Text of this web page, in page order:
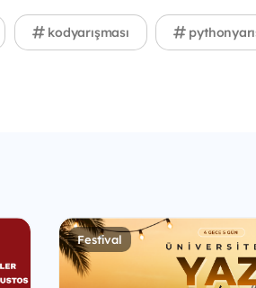
kodyarışması
Festival